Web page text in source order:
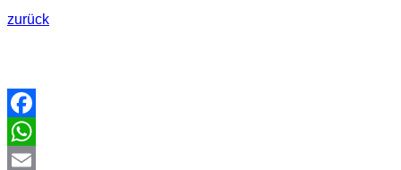
zurück
Facebook
WhatsApp